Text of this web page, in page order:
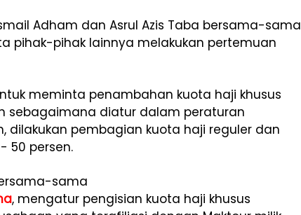
Adham dan Asrul Azis Taba bersama-sama
pihak-pihak lainnya melakukan pertemuan
meminta penambahan kuota haji khusus
sebagaimana diatur dalam peraturan
dilakukan pembagian kuota haji reguler dan
50 persen.
sama
, mengatur pengisian kuota haji khusus